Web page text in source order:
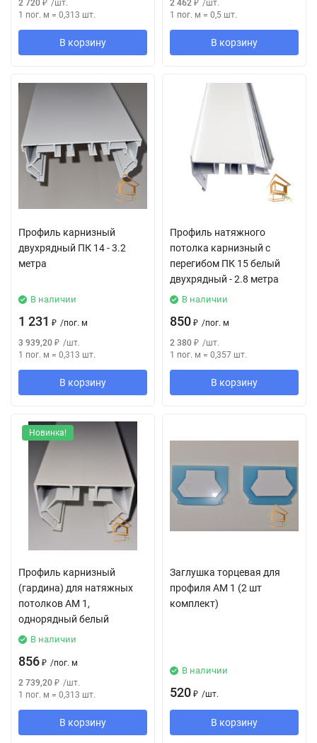
2 720 ₽ /шт.
1 пог. м = 0,313 шт.
В корзину
2 462 ₽ /шт.
1 пог. м = 0,5 шт.
В корзину
Профиль карнизный
двухрядный ПК 14 - 3.2
метра
В наличии
1 231 ₽ /пог. м
3 939,20 ₽ /шт.
1 пог. м = 0,313 шт.
В корзину
Профиль натяжного
потолка карнизный с
перегибом ПК 15 белый
двухрядный - 2.8 метра
В наличии
850 ₽ /пог. м
2 380 ₽ /шт.
1 пог. м = 0,357 шт.
В корзину
Новинка!
Профиль карнизный
(гардина) для натяжных
потолков АМ 1,
однорядный белый
В наличии
856 ₽ /пог. м
2 739,20 ₽ /шт.
1 пог. м = 0,313 шт.
В корзину
Заглушка торцевая для
профиля АМ 1 (2 шт
комплект)
В наличии
520 ₽ /шт.
В корзину